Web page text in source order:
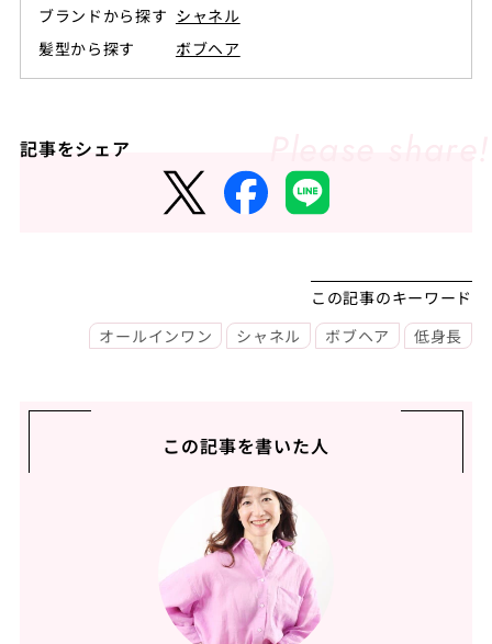
ブランドから探す シャネル
髪型から探す
ボブヘア
記事をシェア
この記事のキーワード
オールインワン
シャネル ボブヘア 低身長
この記事を書いた人